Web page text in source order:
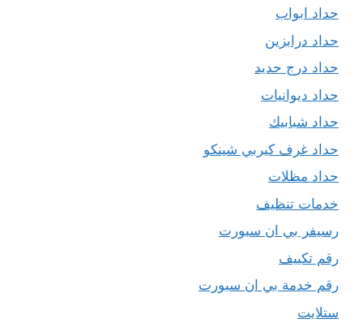
حداد ابواب
حداد درابزين
حداد درج حديد
حداد ديوانيات
حداد شبابيك
حداد غرف كيربي شينكو
حداد مظلات
خدمات تنظيف
رسيفر بي ان سبورت
رقم تكييف
رقم خدمة بي ان سبورت
ستلايت